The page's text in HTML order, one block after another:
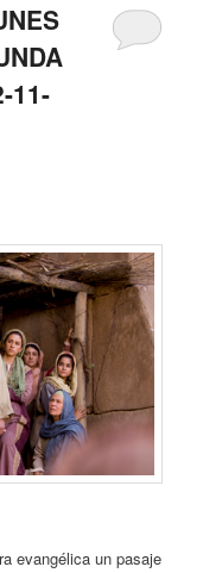
11-
evangélica un pasaje